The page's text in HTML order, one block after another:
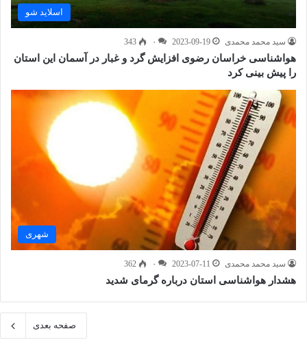
اسلاید شو
سید محمد محمدی 2023-09-19 ۰ 343
هواشناسی خراسان رضوی افزایش گرد و غبار در آسمان این استان
را پیش بینی کرد
شهری
سید محمد محمدی 2023-07-11 ۰ 362
هشدار هواشناسی استان درباره گرمای شدید
صفحه بعدی